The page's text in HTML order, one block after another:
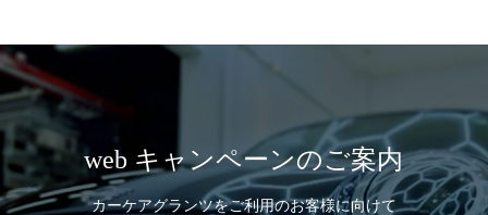
web キャンペーンのご案内
カーケアグランツをご利用のお客様に向けて